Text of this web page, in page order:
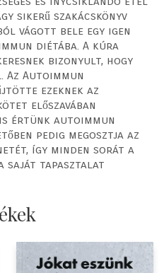
sikerű szakácskönyv
vágott bele egy igen
diétába. A kúra
bizonyult, hogy
Autoimmun
ezeknek az
előszavában
értünk autoimmun
pedig megosztja az
így minden sorát a
saját tapasztalat